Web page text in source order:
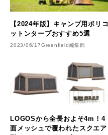
【2024年版】キャンプ用ポリコ
ットンタープおすすめ5選
2023/06/17Greenfield編集部
LOGOSから全長およそ4m！4
面メッシュで覆われたスクエア